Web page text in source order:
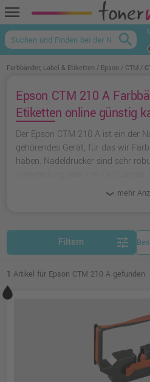
menu
keyboard_arrow_up
search
Farbbänder, Label & Etiketten Epson CTM
Epson CTM 210 A
Etiketten online günstig
Der Epson CTM 210 A ist ein der
gehörendes Gerät, für das wir
haben. Nadeldrucker sind sehr
geschützt sind und somit von
mehr
Filtern tune
1 Artikel für Epson CTM 210 A gefunden